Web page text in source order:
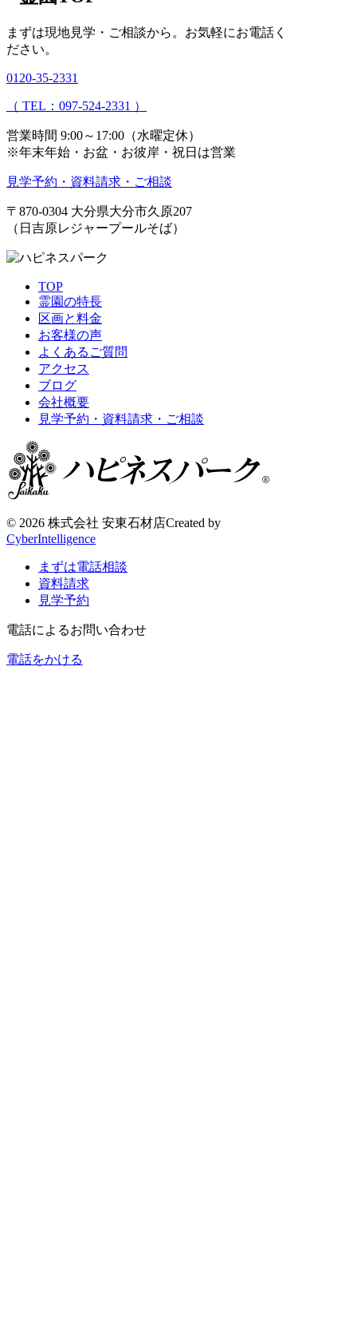
まずは現地見学・ご相談から。 お気軽にお電話く
ださい。
0120-35-2331
（ TEL：097-524-2331 ）
営業時間 9:00～17:00（水曜定休）
※年末年始・お盆・お彼岸・祝日は営業
見学予約・資料請求・ご相談
〒870-0304 大分県大分市久原207
（日吉原レジャープールそば）
TOP
霊園の特長
区画と料金
お客様の声
よくあるご質問
アクセス
ブログ
会社概要
見学予約・資料請求・ご相談
© 2026 株式会社 安東石材店Created by
CyberIntelligence
まずは電話相談
資料請求
見学予約
電話によるお問い合わせ
電話をかける